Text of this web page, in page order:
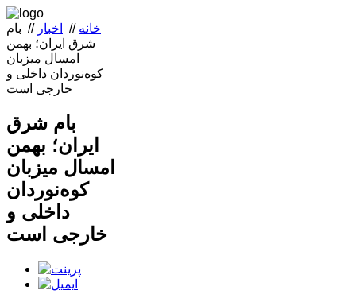
خانه // اخبار // بام
شرق ایران؛ بهمن
امسال میزبان
کوه‌نوردان داخلی و
خارجی است
بام شرق
ایران؛ بهمن
امسال میزبان
کوه‌نوردان
داخلی و
خارجی است